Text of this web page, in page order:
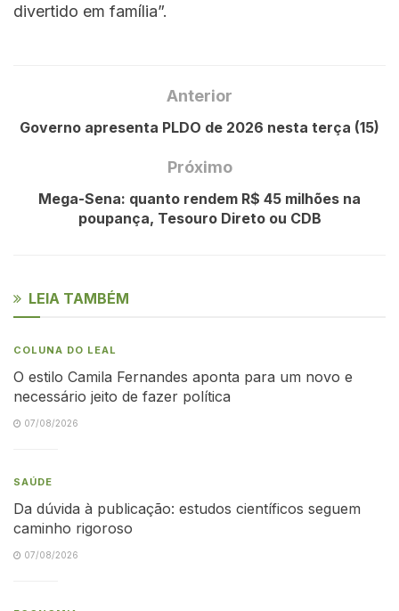
divertido em família”.
Anterior
Governo apresenta PLDO de 2026 nesta terça (15)
Próximo
Mega-Sena: quanto rendem R$ 45 milhões na
poupança, Tesouro Direto ou CDB
LEIA TAMBÉM
COLUNA DO LEAL
O estilo Camila Fernandes aponta para um novo e
necessário jeito de fazer política
07/08/2026
SAÚDE
Da dúvida à publicação: estudos científicos seguem
caminho rigoroso
07/08/2026